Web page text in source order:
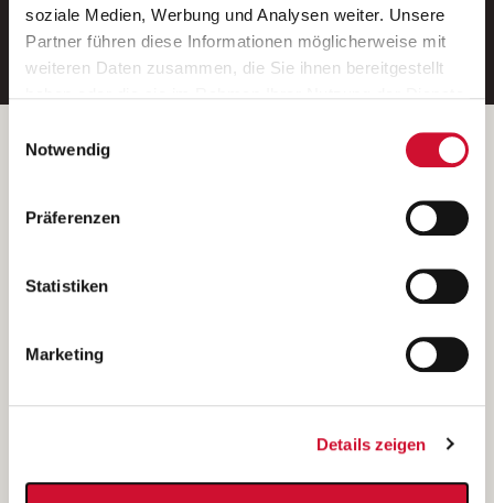
soziale Medien, Werbung und Analysen weiter. Unsere
Partner führen diese Informationen möglicherweise mit
weiteren Daten zusammen, die Sie ihnen bereitgestellt
Wenn Sie auf „Cookies zulassen“ klicken, so stimmen
Sie der Speicherung sämtlicher Cookies zu. Sie können
Ihre Einwilligung selbstverständlich jederzeit widerrufen,
indem Sie die Cookie-Einstellungen aufrufen und diese
unsererDatenschutzerklärung
Notwendig
Präferenzen
Statistiken
Marketing
Details zeigen
E-Mail-Adresse eintragen
Betreiber der Webseite
Kantstraße 45a
(Ein Tochterunternehmen des AWO Bezirksverbandes Unterfranken
e.V.)
Bewerbung als Altenpflegehelfer*in